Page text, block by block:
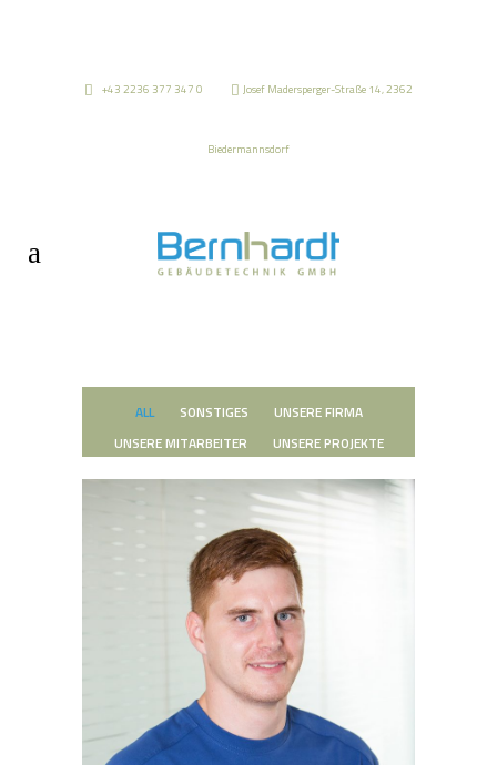
+43 2236 377 347 0 Josef Madersperger-Straße 14, 2362
Biedermannsdorf
ALL SONSTIGES
UNSERE FIRMA
UNSERE MITARBEITER
UNSERE PROJEKTE